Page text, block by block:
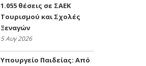
1.055 θέσεις σε ΣΑΕΚ
Τουρισμού και Σχολές
Ξεναγών
5 Αυγ 2026
Υπουργείο Παιδείας: Από